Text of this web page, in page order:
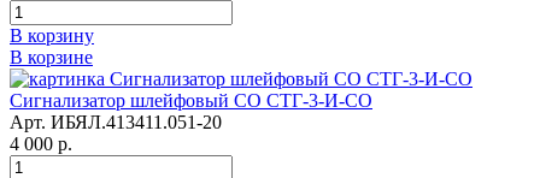
В корзину
В корзине
Сигнализатор шлейфовый СО СТГ-3-И-СО
Арт. ИБЯЛ.413411.051-20
4 000 р.